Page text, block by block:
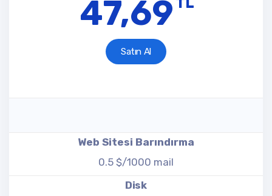
47,69
Satın Al
Web Sitesi Barındırma
0.5 $/1000 mail
Disk